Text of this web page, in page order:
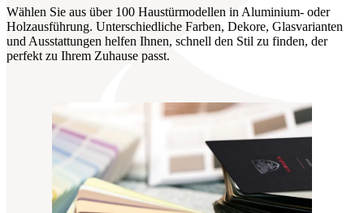
Wählen Sie aus über 100 Haustürmodellen in Aluminium- oder
Holzausführung. Unterschiedliche Farben, Dekore, Glasvarianten
und Ausstattungen helfen Ihnen, schnell den Stil zu finden, der
perfekt zu Ihrem Zuhause passt.